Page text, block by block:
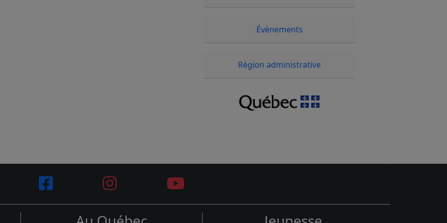
Évènements
Région administrative